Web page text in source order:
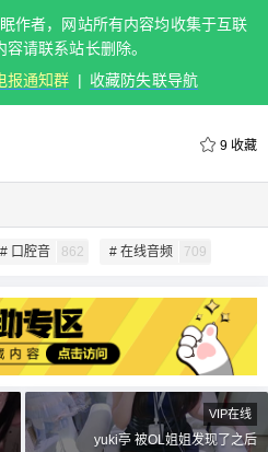
作者，网站所有内容均收集于互联
容请联系站长删除。
报通知群 | 收藏防失联导航
9 收藏
# 口腔音 862 # 在线音频 709
给undefined打赏
50 元 自定义
¥ VIP在线
yuki亭 被OL姐姐发现了之后
6位以上